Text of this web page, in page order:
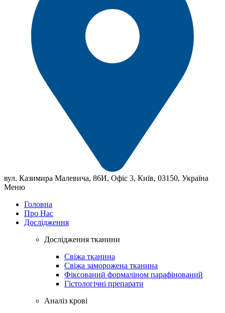
вул. Казимира Малевича, 86И, Офіс 3, Київ, 03150, Україна
Меню
Головна
Про Нас
Дослідження
Дослідження тканини
Свіжа тканина
Свіжа заморожена тканина
Фіксований формаліном парафінований
Гістологічні препарати
Аналіз крові